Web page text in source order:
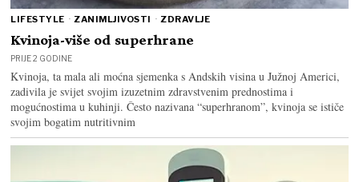
LIFESTYLE · ZANIMLJIVOSTI · ZDRAVLJE
Kvinoja-više od superhrane
PRIJE 2 GODINE
Kvinoja, ta mala ali moćna sjemenka s Andskih visina u Južnoj Americi,
zadivila je svijet svojim izuzetnim zdravstvenim prednostima i
mogućnostima u kuhinji. Često nazivana “superhranom”, kvinoja se ističe
svojim bogatim nutritivnim